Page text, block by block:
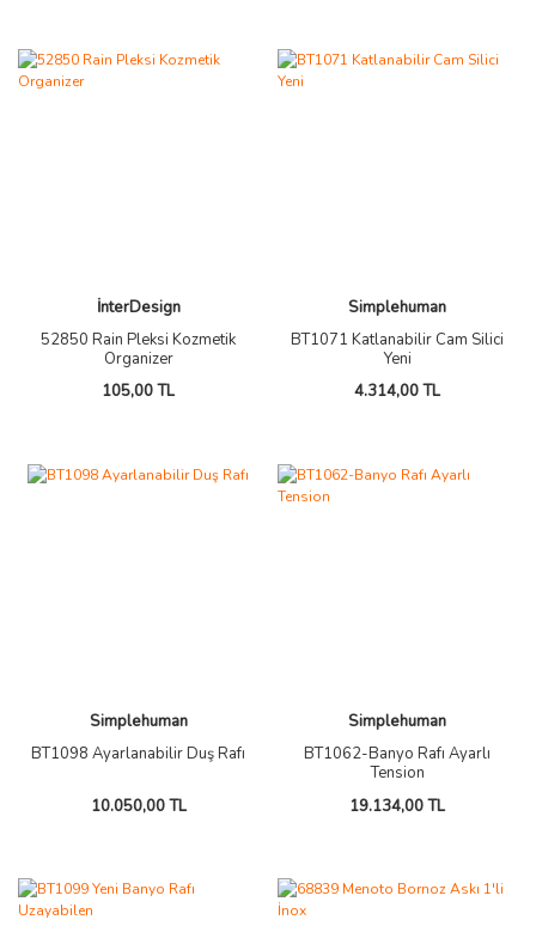
İnterDesign
52850 Rain Pleksi Kozmetik
Organizer
105,00 TL
Simplehuman
BT1071 Katlanabilir Cam Silici
Yeni
4.314,00 TL
Simplehuman
BT1098 Ayarlanabilir Duş Rafı
10.050,00 TL
Simplehuman
BT1062-Banyo Rafı Ayarlı
Tension
19.134,00 TL